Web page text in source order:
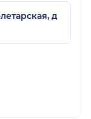
д